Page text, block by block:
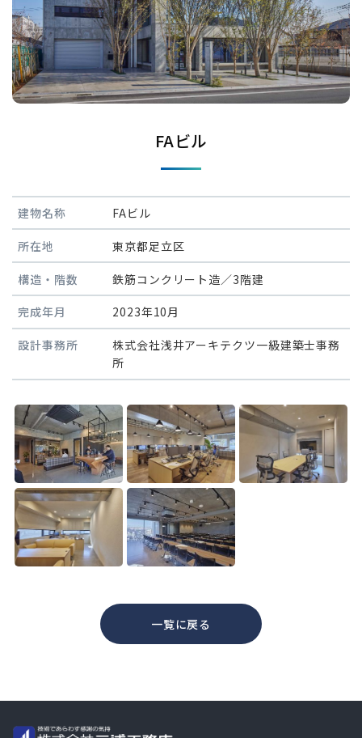
FAビル
建物名称 FAビル
所在地 東京都足立区
構造・階数 鉄筋コンクリート造／3階建
完成年月 2023年10月
設計事務所
株式会社浅井アーキテクツ一級建築士事務
所
一覧に戻る